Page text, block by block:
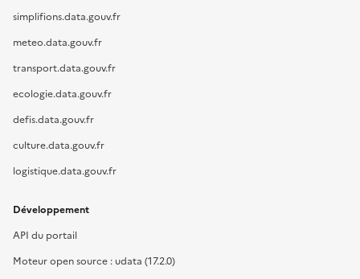
simplifions.data.gouv.fr
meteo.data.gouv.fr
transport.data.gouv.fr
ecologie.data.gouv.fr
defis.data.gouv.fr
culture.data.gouv.fr
logistique.data.gouv.fr
Développement
API du portail
Moteur open source : udata (17.2.0)